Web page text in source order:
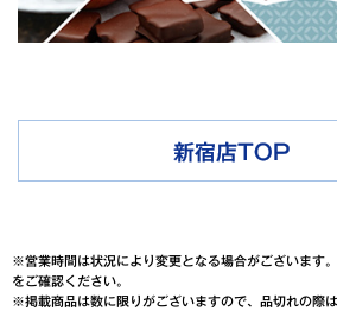
新宿店TOP
※営業時間は状況により変更となる場合がございます
をご確認ください。
※掲載商品は数に限りがございますので、品切れの際は